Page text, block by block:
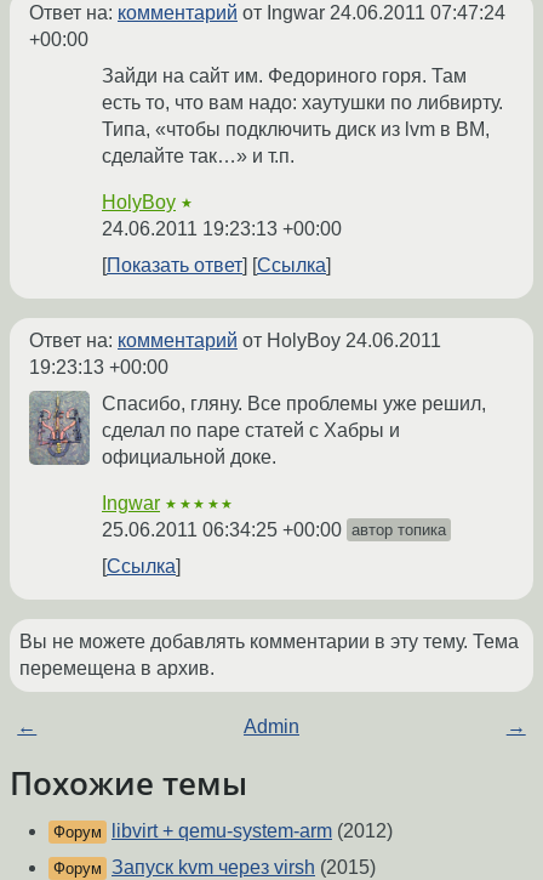
Ответ на: комментарий от Ingwar 24.06.2011 07:47:24
+00:00
Зайди на сайт им. Федориного горя. Там
есть то, что вам надо: хаутушки по либвирту.
Типа, «чтобы подключить диск из lvm в ВМ,
сделайте так…» и т.п.
HolyBoy ★
24.06.2011 19:23:13 +00:00
Показать ответ
Ссылка
Ответ на: комментарий от HolyBoy 24.06.2011
19:23:13 +00:00
Спасибо, гляну. Все проблемы уже решил,
сделал по паре статей с Хабры и
официальной доке.
Ingwar ★★★★★
25.06.2011 06:34:25 +00:00 автор топика
Ссылка
Вы не можете добавлять комментарии в эту тему. Тема
перемещена в архив.
← Admin →
Похожие темы
Форум libvirt + qemu-system-arm (2012)
Форум Запуск kvm через virsh (2015)